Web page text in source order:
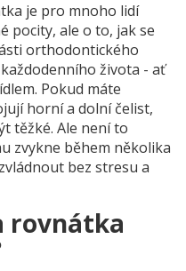
je pro mnoho lidí
pocity, ale o to, jak se
orthodontického
života - ať
Pokud máte
horní a dolní čelist,
těžké. Ale není to
zvykne během několika
bez stresu a
rovnátka